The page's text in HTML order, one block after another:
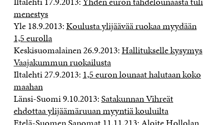
menestys
Yle 18.9.2013:Koulusta ylijäävää ruokaa myydään
1,5 eurolla
Keskisuomalainen 26.9.2013:Hallitukselle kysymys
Vaajakummun ruokailusta
Iltalehti 27.9.2013:1,5 euron lounaat halutaan koko
maahan
Länsi-Suomi 9.10.2013:Satakunnan Vihreät
ehdottaa ylijäämäruuan myyntiä kouluilta